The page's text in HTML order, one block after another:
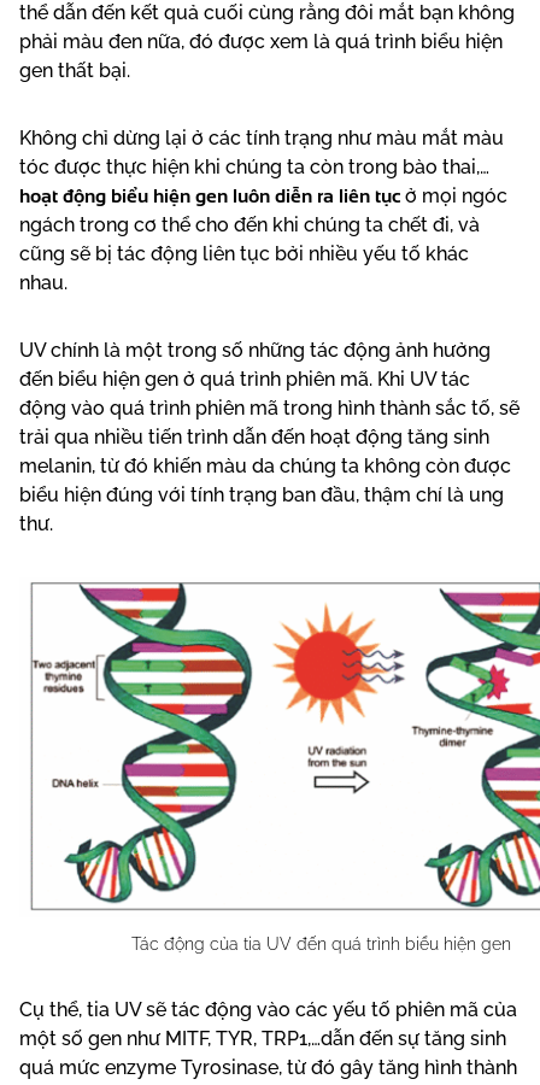
thể dẫn đến kết quả cuối cùng rằng đôi mắt bạn không
phải màu đen nữa, đó được xem là quá trình biểu hiện
gen thất bại.
Không chỉ dừng lại ở các tính trạng như màu mắt màu
tóc được thực hiện khi chúng ta còn trong bào thai,…
hoạt động biểu hiện gen luôn diễn ra liên tục ở mọi ngóc
ngách trong cơ thể cho đến khi chúng ta chết đi, và
cũng sẽ bị tác động liên tục bởi nhiều yếu tố khác
nhau.
UV chính là một trong số những tác động ảnh hưởng
đến biểu hiện gen ở quá trình phiên mã. Khi UV tác
động vào quá trình phiên mã trong hình thành sắc tố, sẽ
trải qua nhiều tiến trình dẫn đến hoạt động tăng sinh
melanin, từ đó khiến màu da chúng ta không còn được
biểu hiện đúng với tính trạng ban đầu, thậm chí là ung
thư.
Tác động của tia UV đến quá trình biểu hiện gen
Cụ thể, tia UV sẽ tác động vào các yếu tố phiên mã của
một số gen như MITF, TYR, TRP1,…dẫn đến sự tăng sinh
quá mức enzyme Tyrosinase, từ đó gây tăng hình thành